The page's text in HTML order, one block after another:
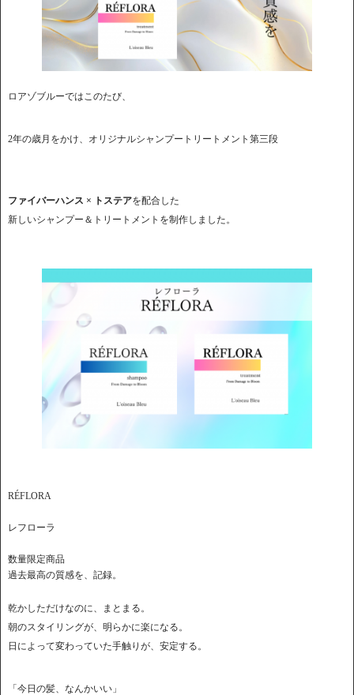
ロアゾブルーではこのたび、
2年の歳月をかけ、オリジナルシャンプートリートメント第三段
ファイバーハンス × トステアを配合した
新しいシャンプー＆トリートメントを制作しました。
RÉFLORA
レフローラ
数量限定商品
過去最高の質感を、記録。
乾かしただけなのに、まとまる。
朝のスタイリングが、明らかに楽になる。
日によって変わっていた手触りが、安定する。
「今日の髪、なんかいい」